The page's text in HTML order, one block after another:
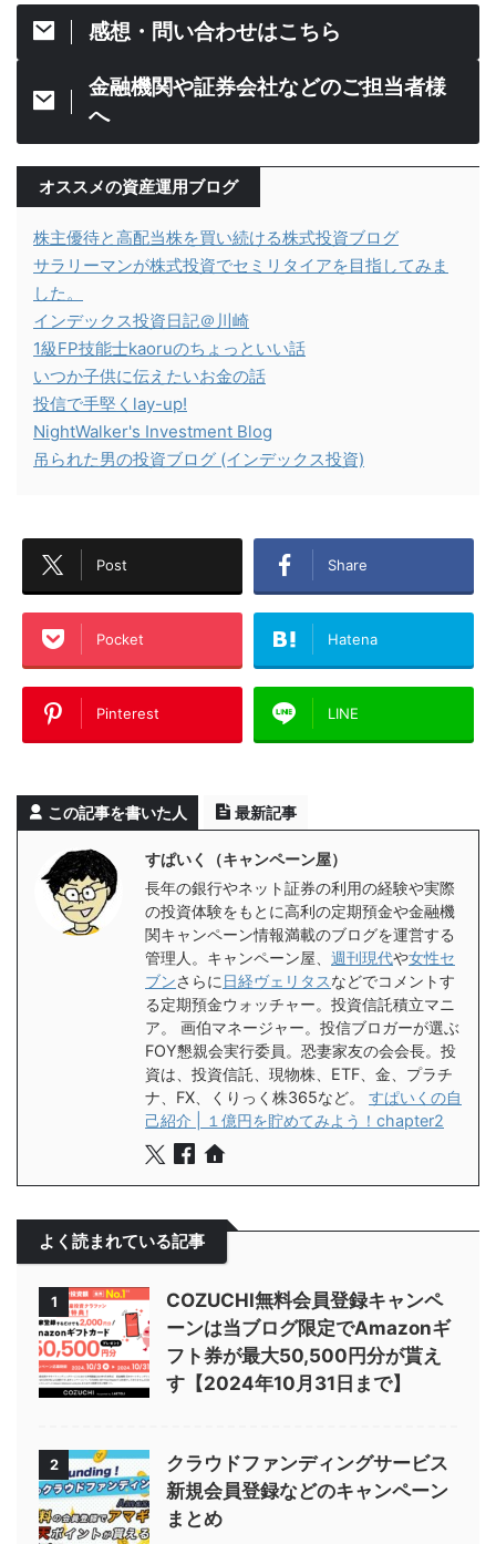
感想・問い合わせはこちら
金融機関や証券会社などのご担当者様
へ
オススメの資産運用ブログ
株主優待と高配当株を買い続ける株式投資ブログ
サラリーマンが株式投資でセミリタイアを目指してみま
した。
インデックス投資日記＠川崎
1級FP技能士kaoruのちょっといい話
いつか子供に伝えたいお金の話
投信で手堅くlay-up!
NightWalker's Investment Blog
吊られた男の投資ブログ (インデックス投資)
Post Share
Pocket Hatena
Pinterest LINE
この記事を書いた人 最新記事
すぱいく（キャンペーン屋）
長年の銀行やネット証券の利用の経験や実際
の投資体験をもとに高利の定期預金や金融機
関キャンペーン情報満載のブログを運営する
管理人。キャンペーン屋、 週刊現代や女性セ
ブンさらに 日経ヴェリタスなどでコメントす
る定期預金ウォッチャー。投資信託積立マニ
ア。 画伯マネージャー。投信ブロガーが選ぶ
FOY懇親会実行委員。恐妻家友の会会長。投
資は、投資信託、現物株、ETF、金、プラチ
ナ、FX、くりっく株365など。 すぱいくの自
己紹介 | １億円を貯めてみよう！chapter2
よく読まれている記事
1
COZUCHI無料会員登録キャンペ
ーンは当ブログ限定でAmazonギ
フト券が最大50,500円分が貰え
す【2024年10月31日まで】
2
クラウドファンディングサービス
新規会員登録などのキャンペーン
まとめ